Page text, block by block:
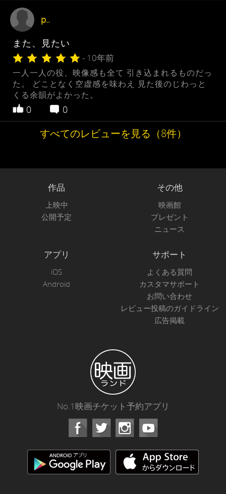
p..
また、見たい
- 10年前
一人一人の役、映像感も全て 引き込まれるものだっ
た。 どことなく空虚感を味わえ 見た後のじわっと
くる余韻がよかった。
0 0
すべてのレビューを見る（8件）
作品
上映中
公開予定
その他
映画館
プレゼント
ニュース
アプリ
iOS
Android
サポート
よくある質問
カスタマサポート
お問い合わせ
レビュー投稿のガイドライン
広告掲載
No.1映画チケット予約アプリ
Facebook Instagram